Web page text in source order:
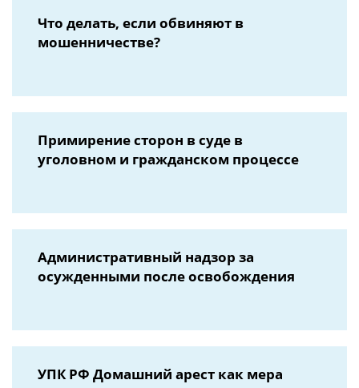
Что делать, если обвиняют в
мошенничестве?
Примирение сторон в суде в
уголовном и гражданском процессе
Административный надзор за
осужденными после освобождения
УПК РФ Домашний арест как мера